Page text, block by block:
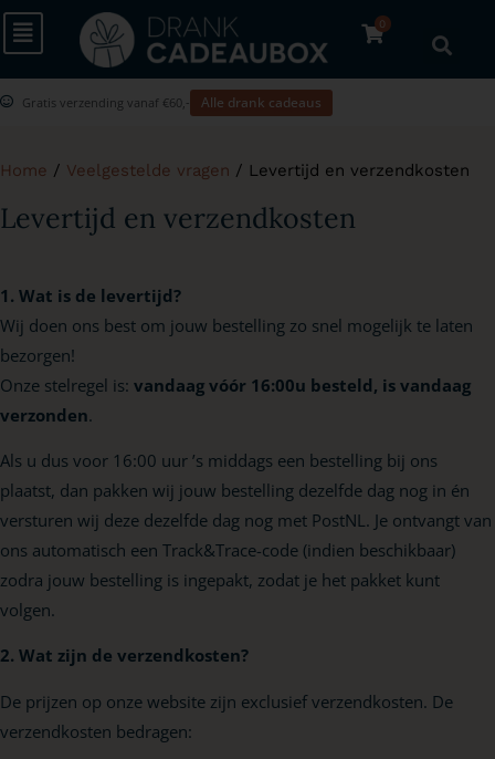
0
Gratis verzending vanaf €60,- Alle drank cadeaus
Home / Veelgestelde vragen / Levertijd en verzendkosten
Levertijd en verzendkosten
1. Wat is de levertijd?
Wij doen ons best om jouw bestelling zo snel mogelijk te laten
bezorgen!
Onze stelregel is: vandaag vóór 16:00u besteld, is vandaag
verzonden.
Als u dus voor 16:00 uur ’s middags een bestelling bij ons
plaatst, dan pakken wij jouw bestelling dezelfde dag nog in én
versturen wij deze dezelfde dag nog met PostNL. Je ontvangt van
ons automatisch een Track&Trace-code (indien beschikbaar)
zodra jouw bestelling is ingepakt, zodat je het pakket kunt
volgen.
2. Wat zijn de verzendkosten?
De prijzen op onze website zijn exclusief verzendkosten. De
verzendkosten bedragen: